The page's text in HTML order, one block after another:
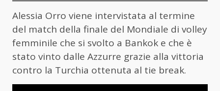
Alessia Orro viene intervistata al termine
del match della finale del Mondiale di volley
femminile che si svolto a Bankok e che è
stato vinto dalle Azzurre grazie alla vittoria
contro la Turchia ottenuta al tie break.